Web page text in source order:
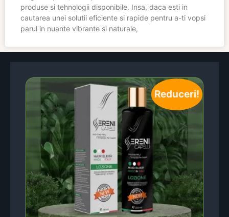
produse si tehnologii disponibile. Insa, daca esti in
cautarea unei solutii eficiente si rapide pentru a-ti vopsi
parul in nuante vibrante si naturale,
Reduceri!